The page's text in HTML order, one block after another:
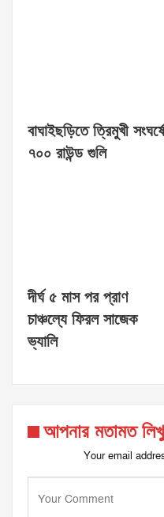
বাঘাইছড়িতে ত্রিমুখী সংঘর্ষে
৭০০ রাউন্ড গুলি
দীর্ঘ ৫ মাস পর প্রাণ
চাঞ্চল্যে ফিরল সাজেক
ভ্যালি
আপনার মতামত
Your email